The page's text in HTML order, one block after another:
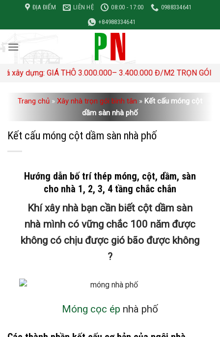
nội
dung
ĐỊA ĐIỂM LIÊN HỆ 08:00 - 17:00
0988334641
+84988334641
GIÁ THÔ 3.000.000– 3.400.000 Đ/M2 TRỌN GÓI 4,500,000-
Trang chủ » Xây nhà trọn gói bình tân » Kết cấu móng cột
dầm sàn nhà phố
Kết cấu móng cột dầm sàn nhà phố
Hướng dẫn bố trí thép móng, cột, dầm, sàn
cho nhà 1, 2, 3, 4 tầng chắc chắn
Khí xây nhà bạn cần biết cột dầm sàn
nhà mình có vững chắc 100 năm được
không có chịu được gió bão được không
?
Móng cọc ép nhà phố